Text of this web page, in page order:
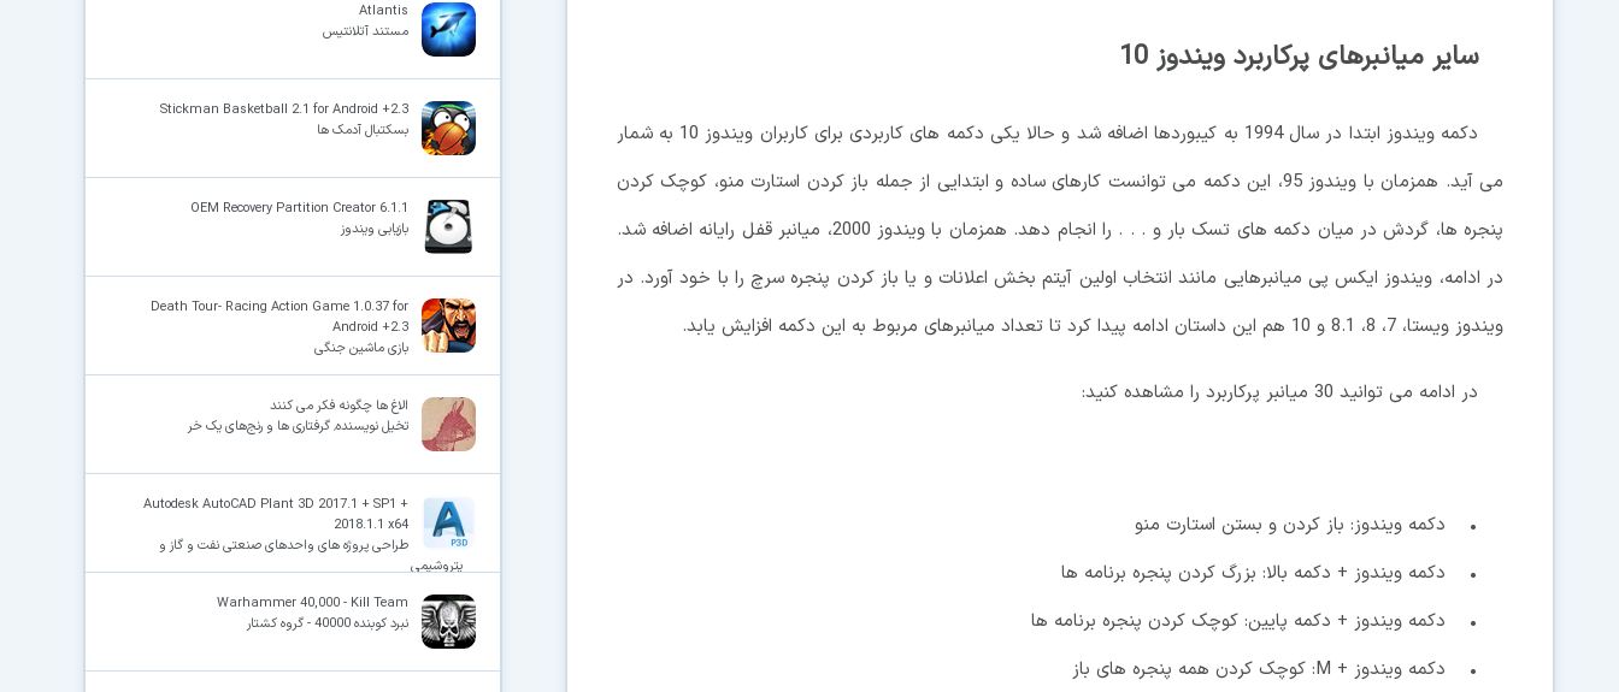
سایر میانبرهای پرکاربرد ویندوز 10
دکمه ویندوز ابتدا در سال 1994 به کیبوردها اضافه شد و حالا یکی دکمه های کاربردی برای کاربران ویندوز 10 به شمار
می آید. همزمان با ویندوز 95، این دکمه می توانست کارهای ساده و ابتدایی از جمله باز کردن استارت منو، کوچک کردن
پنجره ها، گردش در میان دکمه های تسک بار و . . . را انجام دهد. همزمان با ویندوز 2000، میانبر قفل رایانه اضافه شد.
در ادامه، ویندوز ایکس پی میانبرهایی مانند انتخاب اولین آیتم بخش اعلانات و یا باز کردن پنجره سرچ را با خود آورد. در
ویندوز ویستا، 7، 8، 8.1 و 10 هم این داستان ادامه پیدا کرد تا تعداد میانبرهای مربوط به این دکمه افزایش یابد.
در ادامه می توانید 30 میانبر پرکاربرد را مشاهده کنید:
• دکمه ویندوز: باز کردن و بستن استارت منو
• دکمه ویندوز + دکمه بالا: بزرگ کردن پنجره برنامه ها
• دکمه ویندوز + دکمه پایین: کوچک کردن پنجره برنامه ها
• دکمه ویندوز + M: کوچک کردن همه پنجره های باز
Atlantis
مستند آتلانتیس
Stickman Basketball 2.1 for Android +2.3
بسکتبال آدمک ها
OEM Recovery Partition Creator 6.1.1
بازیابی ویندوز
Death Tour- Racing Action Game 1.0.37 for
Android +2.3
بازی ماشین جنگی
الاغ ها چگونه فکر می کنند
تخیل نویسنده٬ گرفتاری ها و رنج‌های یک خر
Autodesk AutoCAD Plant 3D 2017.1 + SP1 +
2018.1.1 x64
طراحی پروژه های واحدهای صنعتی نفت و گاز و
پتروشیمی
Warhammer 40,000 - Kill Team
نبرد کوبنده 40000 - گروه کشتار